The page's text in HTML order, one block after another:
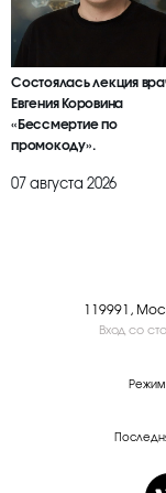
Состоялась лекция
Евгения Коровина
«Бессмертие по
промокоду».
07 августа 2026
119991,
Вход со
Режим